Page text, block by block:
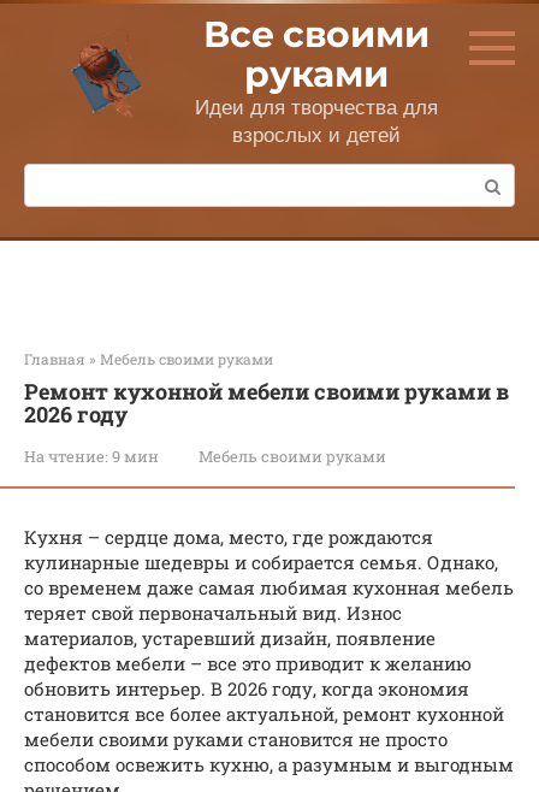
Перейти
контенту
Все своими
руками
Идеи для творчества для
взрослых и детей
Поиск:
Главная » Мебель своими руками
Ремонт кухонной мебели своими руками в
2026 году
На чтение: 9 мин Мебель своими руками
Кухня – сердце дома, место, где рождаются
кулинарные шедевры и собирается семья. Однако,
со временем даже самая любимая кухонная мебель
теряет свой первоначальный вид. Износ
материалов, устаревший дизайн, появление
дефектов мебели – все это приводит к желанию
обновить интерьер. В 2026 году, когда экономия
становится все более актуальной, ремонт кухонной
мебели своими руками становится не просто
способом освежить кухню, а разумным и выгодным